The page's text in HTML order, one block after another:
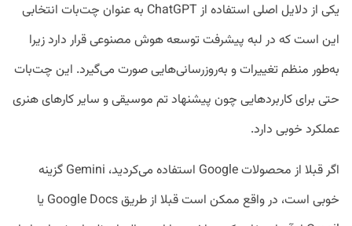
یکی از دلایل اصلی استفاده از ChatGPT به عنوان چت‌بات انتخابی
این است که در لبه پیشرفت توسعه هوش مصنوعی قرار دارد زیرا
به‌طور منظم تغییرات و به‌روزرسانی‌هایی صورت می‌گیرد. این چت‌بات
حتی برای کاربردهایی چون پیشنهاد تم موسیقی و سایر کارهای هنری
عملکرد خوبی دارد.
اگر قبلا از محصولات Google استفاده می‌کردید، Gemini گزینه
خوبی است، در واقع ممکن است قبلا از طریق Google Docs یا